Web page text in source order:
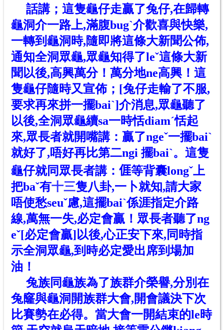
話講；這隻龜仔走贏了兔仔,在歸轉
龜洞介一路上,滿腹bugˋ介歡喜與快樂,
一轉到龜洞時,隨即將這條大新聞公佈,
通知全洞眾龜,眾龜知得了leˇ這條大新
聞以後,高興萬分！萬分地ne高興！這
隻龜仔隨時又宣佈；[兔仔走輸了不服,
要求再來拼一擺baiˋ]介消息,眾龜聽了
以後,全洞眾龜續sa一時恬diamˊ恬起
來,眾長者就開嘴講：贏了ngeˇ一擺baiˋ
就好了,唔好再比第二ngi 擺baiˋ。這隻
龜仔就同眾長者講：𠊎等背囊longˇ上
把baˇ有十三隻八卦,一卜就知,請大家
唔使愁seuˇ慮,這擺baiˋ係涯指定介路
線,萬無一失,必定會贏！眾長者聽了ng
eˇ[必定會贏]以後,心正安下來,同時指
示全洞眾龜,到時必定愛出席到場加
油！
兔族同龜族為了族群介榮譽,分別在
兔窿與龜洞開族群大會,開會議決下次
比賽勢在必得。當大會一開結束的le時